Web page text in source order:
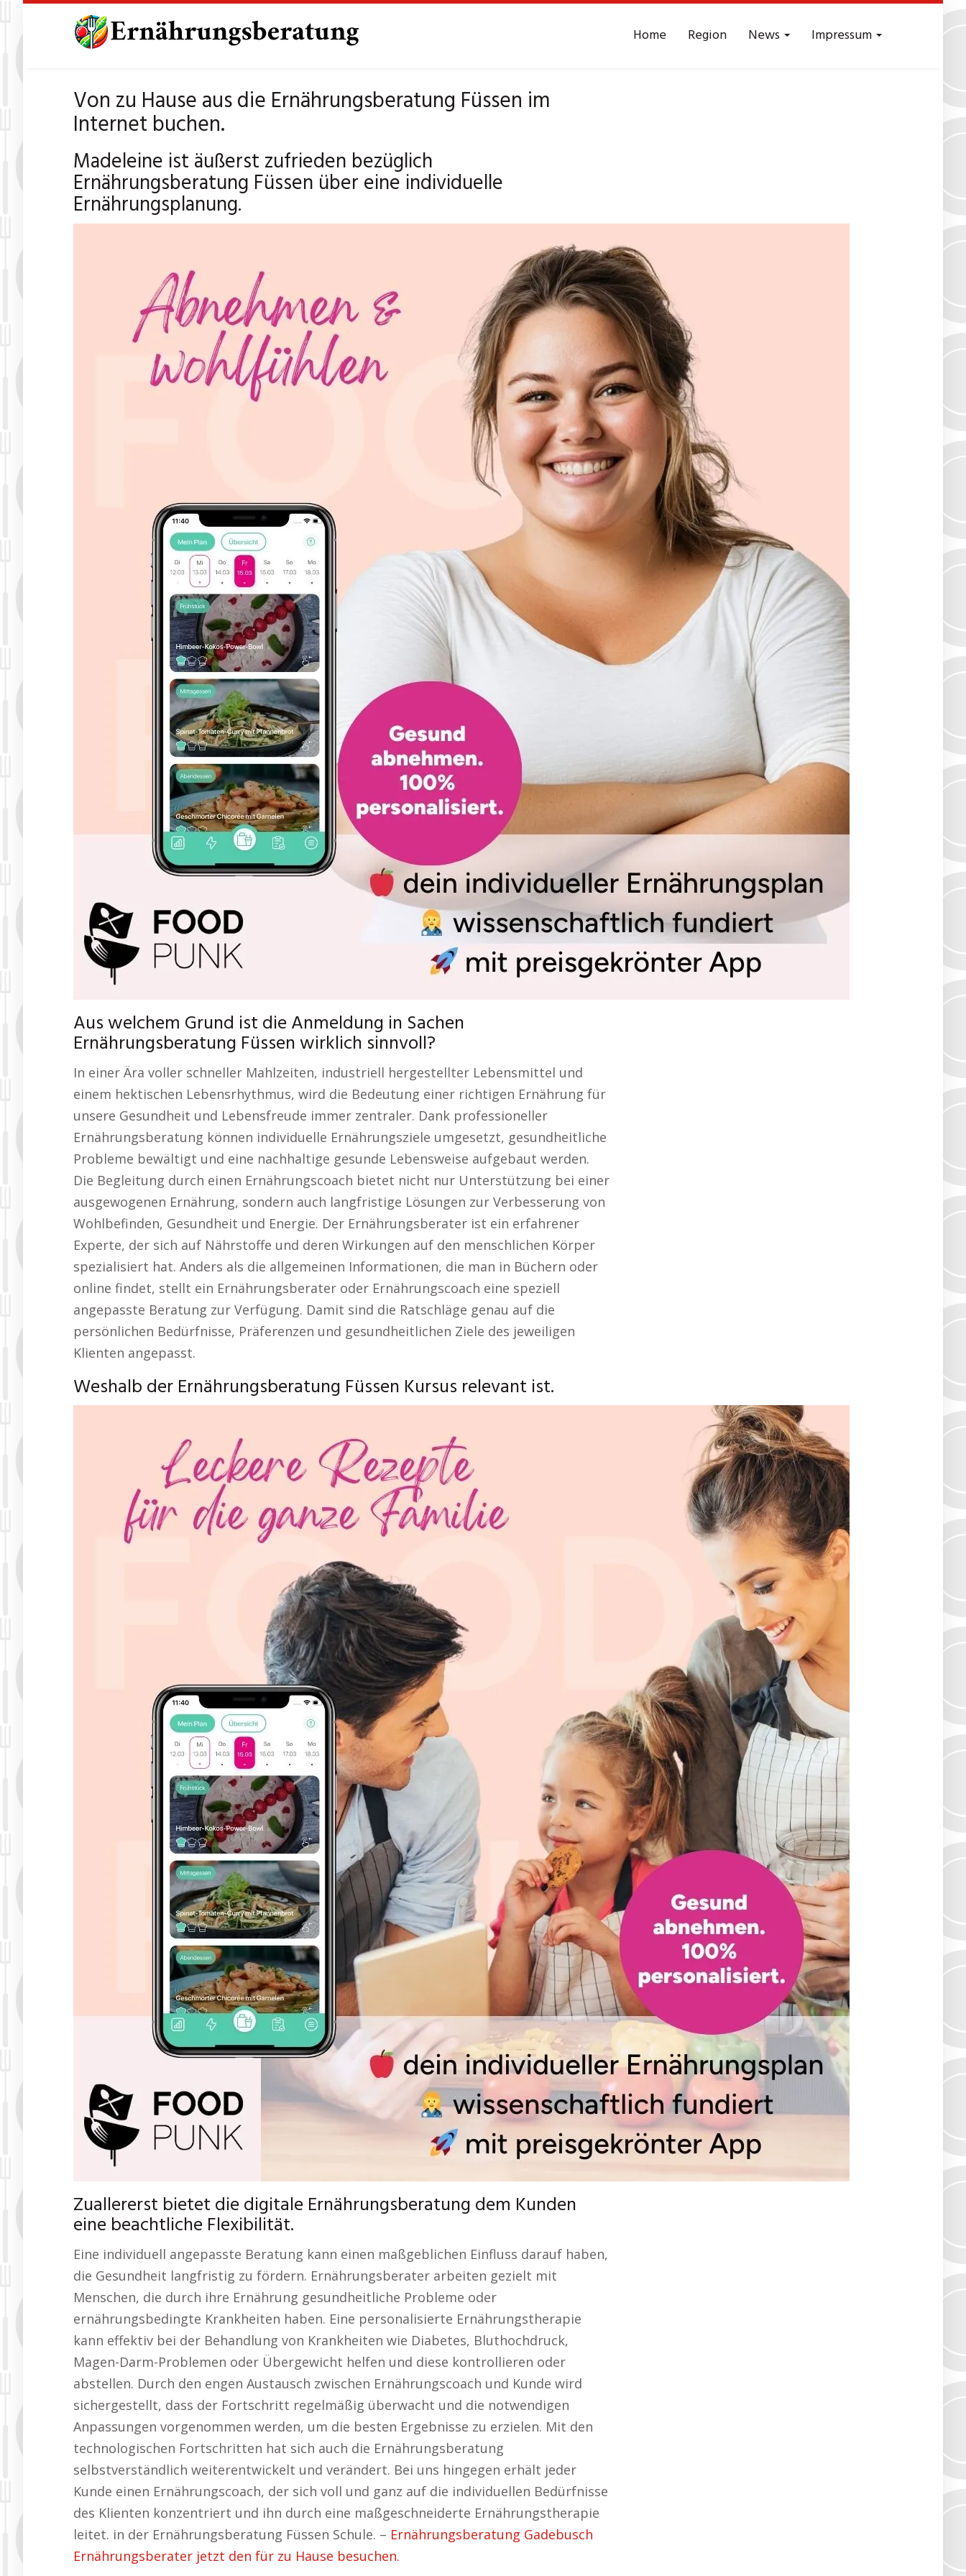
Home Region News Impressum
Von zu Hause aus die Ernährungsberatung Füssen im
Internet buchen.
Madeleine ist äußerst zufrieden bezüglich
Ernährungsberatung Füssen über eine individuelle
Ernährungsplanung.
Aus welchem Grund ist die Anmeldung in Sachen
Ernährungsberatung Füssen wirklich sinnvoll?
In einer Ära voller schneller Mahlzeiten, industriell hergestellter Lebensmittel und
einem hektischen Lebensrhythmus, wird die Bedeutung einer richtigen Ernährung für
unsere Gesundheit und Lebensfreude immer zentraler. Dank professioneller
Ernährungsberatung können individuelle Ernährungsziele umgesetzt, gesundheitliche
Probleme bewältigt und eine nachhaltige gesunde Lebensweise aufgebaut werden.
Die Begleitung durch einen Ernährungscoach bietet nicht nur Unterstützung bei einer
ausgewogenen Ernährung, sondern auch langfristige Lösungen zur Verbesserung von
Wohlbefinden, Gesundheit und Energie. Der Ernährungsberater ist ein erfahrener
Experte, der sich auf Nährstoffe und deren Wirkungen auf den menschlichen Körper
spezialisiert hat. Anders als die allgemeinen Informationen, die man in Büchern oder
online findet, stellt ein Ernährungsberater oder Ernährungscoach eine speziell
angepasste Beratung zur Verfügung. Damit sind die Ratschläge genau auf die
persönlichen Bedürfnisse, Präferenzen und gesundheitlichen Ziele des jeweiligen
Klienten angepasst.
Weshalb der Ernährungsberatung Füssen Kursus relevant ist.
Zuallererst bietet die digitale Ernährungsberatung dem Kunden
eine beachtliche Flexibilität.
Eine individuell angepasste Beratung kann einen maßgeblichen Einfluss darauf haben,
die Gesundheit langfristig zu fördern. Ernährungsberater arbeiten gezielt mit
Menschen, die durch ihre Ernährung gesundheitliche Probleme oder
ernährungsbedingte Krankheiten haben. Eine personalisierte Ernährungstherapie
kann effektiv bei der Behandlung von Krankheiten wie Diabetes, Bluthochdruck,
Magen-Darm-Problemen oder Übergewicht helfen und diese kontrollieren oder
abstellen. Durch den engen Austausch zwischen Ernährungscoach und Kunde wird
sichergestellt, dass der Fortschritt regelmäßig überwacht und die notwendigen
Anpassungen vorgenommen werden, um die besten Ergebnisse zu erzielen. Mit den
technologischen Fortschritten hat sich auch die Ernährungsberatung
selbstverständlich weiterentwickelt und verändert. Bei uns hingegen erhält jeder
Kunde einen Ernährungscoach, der sich voll und ganz auf die individuellen Bedürfnisse
des Klienten konzentriert und ihn durch eine maßgeschneiderte Ernährungstherapie
leitet. in der Ernährungsberatung Füssen Schule. – Ernährungsberatung Gadebusch
Ernährungsberater jetzt den für zu Hause besuchen.